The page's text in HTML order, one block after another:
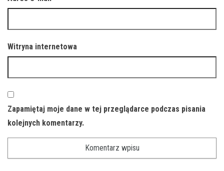
Witryna internetowa
Zapamiętaj moje dane w tej przeglądarce podczas pisania
kolejnych komentarzy.